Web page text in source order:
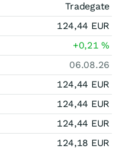
Tradegate
124,44 EUR
+0,21%
06.08.26
124,44 EUR
124,44 EUR
124,44 EUR
124,18 EUR